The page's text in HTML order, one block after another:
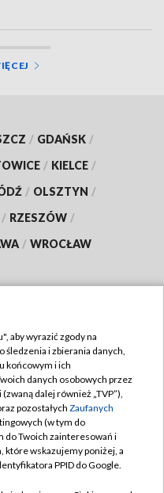
/ GDAŃSK /
/ KIELCE /
/ OLSZTYN /
/ RZESZÓW /
/ WROCŁAW
TVP
aby wyrazić zgody na
i zbierania danych,
końcowym i ich
danych osobowych przez
dalej również „TVP”),
pozostałych Zaufanych
(w tym do
do Twoich zainteresowań i
które wskazujemy poniżej, a
PPID do Google.